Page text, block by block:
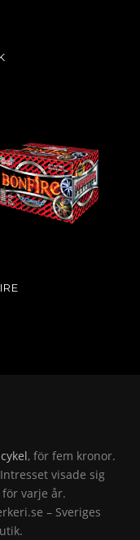
cykel, för fem kronor.
visade sig
varje år.
– Sveriges